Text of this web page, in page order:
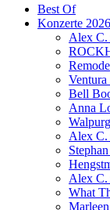
Skip
Best Of
Konzerte 2026
Alex C.
Remode
Bell
Anna
Alex C.
Alex
What